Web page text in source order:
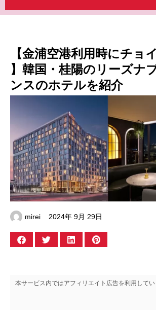
【金浦空港利用時にチョ
】韓国・桂陽のリーズナ
ンスのホテルを紹介
mirei 2024年 9月 29日
本サービス内ではアフィリエイト広告を利用してい